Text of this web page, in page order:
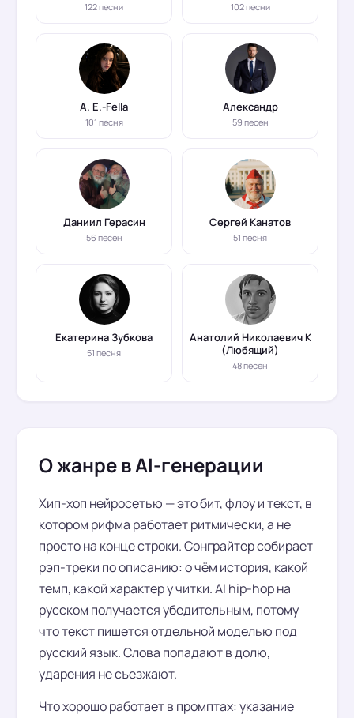
122 песни 102 песни
А. Е.-Fella
101 песня
Александр
59 песен
Даниил Герасин
56 песен
Сергей Канатов
51 песня
Екатерина Зубкова
51 песня
Анатолий Николаевич К
(Любящий)
48 песен
О жанре в AI-генерации
Хип-хоп нейросетью — это бит, флоу и текст, в
котором рифма работает ритмически, а не
просто на конце строки. Сонграйтер собирает
рэп-треки по описанию: о чём история, какой
темп, какой характер у читки. AI hip-hop на
русском получается убедительным, потому
что текст пишется отдельной моделью под
русский язык. Слова попадают в долю,
ударения не съезжают.
Что хорошо работает в промптах: указание